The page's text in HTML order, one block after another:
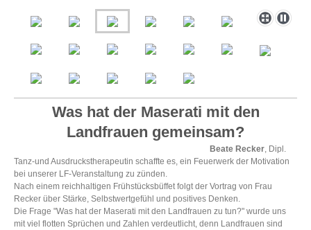
Was hat der Maserati mit den
Landfrauen gemeinsam?
Beate Recker, Dipl.
Tanz-und Ausdruckstherapeutin schaffte es, ein Feuerwerk der Motivation
bei unserer LF-Veranstaltung zu zünden.
Nach einem reichhaltigen Frühstücksbüffet folgt der Vortrag von Frau
Recker über Stärke, Selbstwertgefühl und positives Denken.
Die Frage "Was hat der Maserati mit den Landfrauen zu tun?" wurde uns
mit viel flotten Sprüchen und Zahlen verdeutlicht, denn Landfrauen sind